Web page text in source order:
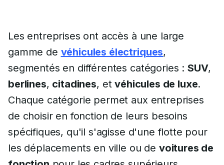
Les entreprises ont accès à une large
gamme de véhicules électriques,
segmentés en différentes catégories : SUV,
berlines, citadines, etvéhicules de luxe.
Chaque catégorie permet aux entreprises
de choisir en fonction de leurs besoins
spécifiques, qu'il s'agisse d'une flotte pour
les déplacements en ville ou de voitures de